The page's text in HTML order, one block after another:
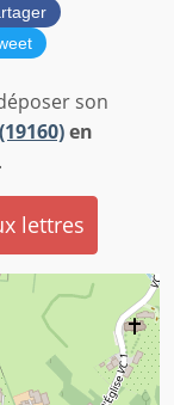
son
en
.
lettres